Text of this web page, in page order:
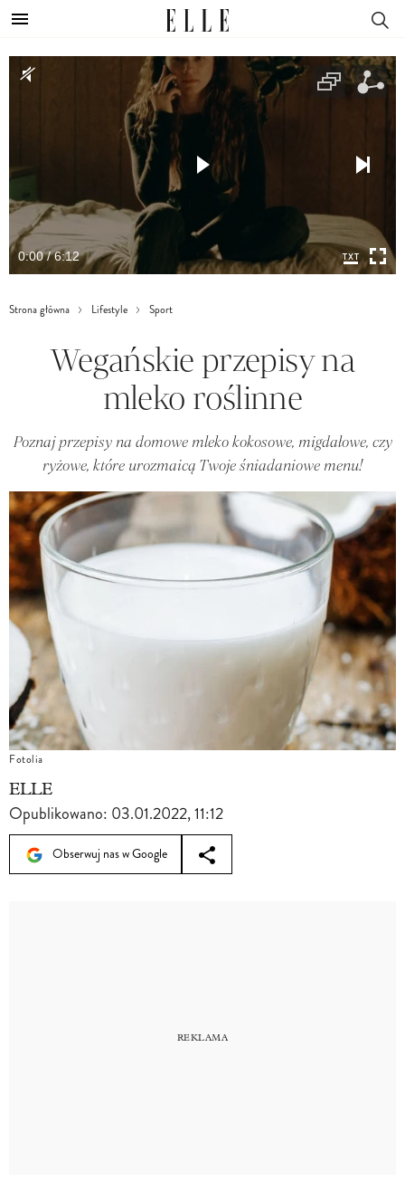
0:00 / 6:12
Strona główna Lifestyle Sport
Wegańskie przepisy na
mleko roślinne
Poznaj przepisy na domowe mleko kokosowe, migdałowe, czy
ryżowe, które urozmaicą Twoje śniadaniowe menu!
Fotolia
ELLE
Opublikowano: 03.01.2022, 11:12
Obserwuj nas w Google